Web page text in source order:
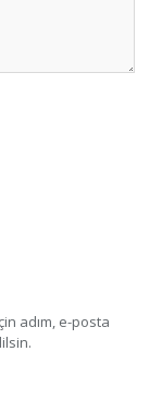
adım, e-posta